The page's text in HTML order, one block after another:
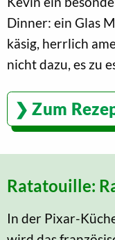
Dinner: ein Glas
käsig, herrlich
nicht dazu, es zu
Zum
Ratatouille:
In der Pixar-